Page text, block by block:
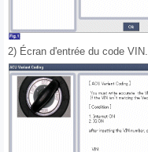
2) Écran d'entrée du code VIN.